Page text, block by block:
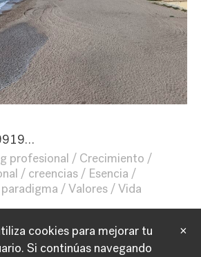
profesional
Crecimiento
creencias
Esencia
Valores Vida
×
cookies para mejorar tu
Si continúas navegando